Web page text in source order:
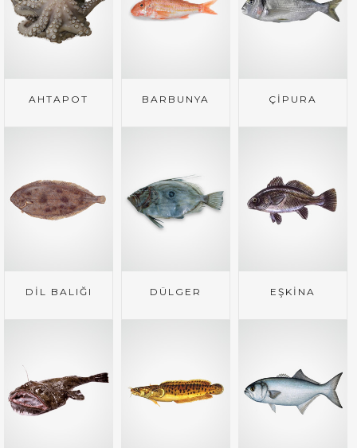
AHTAPOT BARBUNYA ÇİPURA
DİL BALIĞI DÜLGER EŞKİNA